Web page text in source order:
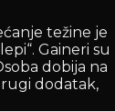
težine je
Gaineri su
dobija na
dodatak,